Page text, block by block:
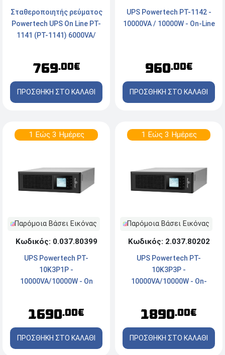
Σταθεροποιητής ρεύματος
Powertech UPS On Line PT-
1141 (PT-1141) 6000VA/
769.00€
ΠΡΟΣΘΗΚΗ ΣΤΟ ΚΑΛΑΘΙ
UPS Powertech PT-1142 -
10000VA / 10000W - On-Line
960.00€
ΠΡΟΣΘΗΚΗ ΣΤΟ ΚΑΛΑΘΙ
1 Εώς 3 Ημέρες
Παρόμοια Βάσει Εικόνας
Κωδικός: 0.037.80399
UPS Powertech PT-
10K3P1P -
10000VA/10000W - On
1690.00€
ΠΡΟΣΘΗΚΗ ΣΤΟ ΚΑΛΑΘΙ
1 Εώς 3 Ημέρες
Παρόμοια Βάσει Εικόνας
Κωδικός: 2.037.80202
UPS Powertech PT-
10K3P3P -
10000VA/10000W - On-
1890.00€
ΠΡΟΣΘΗΚΗ ΣΤΟ ΚΑΛΑΘΙ